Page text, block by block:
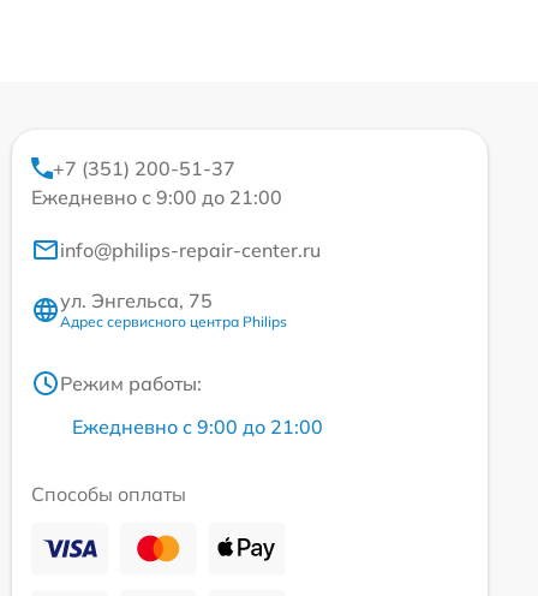
+7 (351) 200-51-37
Ежедневно с 9:00 до 21:00
info@philips-repair-center.ru
ул. Энгельса, 75
Адрес сервисного центра Philips
Режим работы:
Ежедневно с 9:00 до 21:00
Способы оплаты